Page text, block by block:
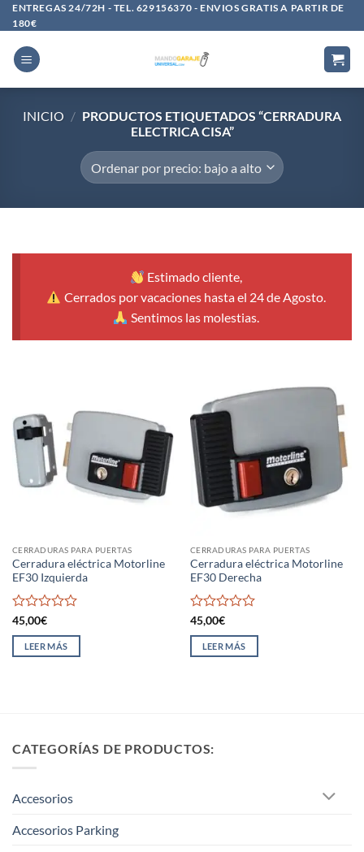
Saltar
al
contenido
ENTREGAS 24/72H - TEL. 629156370 - ENVIOS GRATIS A PARTIR DE
180€
INICIO / PRODUCTOS ETIQUETADOS “CERRADURA
ELECTRICA CISA”
Estimado cliente,
Cerrados por vacaciones hasta el 24 de Agosto.
Sentimos las molestias.
CERRADURAS PARA PUERTAS
Cerradura eléctrica Motorline
EF30 Izquierda
Valorado
con
de
45,00€
LEER MÁS
CERRADURAS PARA PUERTAS
Cerradura eléctrica Motorline
EF30 Derecha
Valorado
con
de
45,00€
LEER MÁS
CATEGORÍAS DE PRODUCTOS:
Accesorios
Accesorios Parking